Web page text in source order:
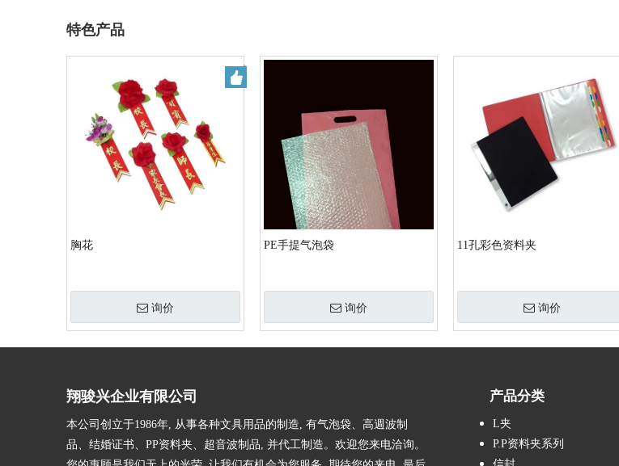
特色产品
胸花
询价
PE手提气泡袋
询价
11孔彩色资料夹
询价
翔骏兴企业有限公司
本公司创立于1986年, 从事各种文具用品的制造, 有气泡袋、高週波制
品、结婚证书、PP资料夹、超音波制品, 并代工制造。欢迎您来电洽询。
产品分类
L夹
P.P资料夹系列